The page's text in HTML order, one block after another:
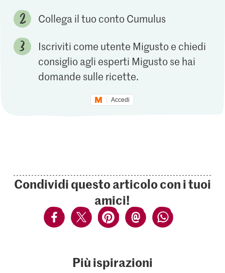
Collega il tuo conto Cumulus
Iscriviti come utente Migusto e chiedi
consiglio agli esperti Migusto se hai
domande sulle ricette.
Accedi
Condividi questo articolo con i tuoi
amici!
Più ispirazioni